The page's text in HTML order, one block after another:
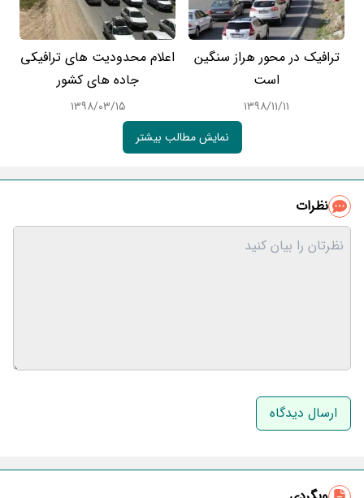
ترافیک در محور هراز سنگین
است
۱۳۹۸/۱۱/۱۱
اعلام محدودیت های ترافیکی
جاده های کشور
۱۳۹۸/۰۳/۱۵
نمایش مطالب بیشتر
نظرات
نام و نام خانوادگی